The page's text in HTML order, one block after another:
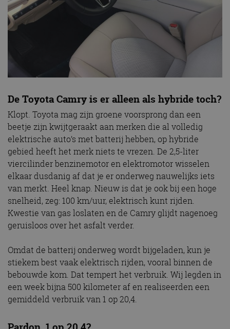
De Toyota Camry is er alleen als hybride toch?
Klopt. Toyota mag zijn groene voorsprong dan een
beetje zijn kwijtgeraakt aan merken die al volledig
elektrische auto’s met batterij hebben, op hybride
gebied heeft het merk niets te vrezen. De 2,5-liter
viercilinder benzinemotor en elektromotor wisselen
elkaar dusdanig af dat je er onderweg nauwelijks iets
van merkt. Heel knap. Nieuw is dat je ook bij een hoge
snelheid, zeg: 100 km/uur, elektrisch kunt rijden.
Kwestie van gas loslaten en de Camry glijdt nagenoeg
geruisloos over het asfalt verder.
Omdat de batterij onderweg wordt bijgeladen, kun je
stiekem best vaak elektrisch rijden, vooral binnen de
bebouwde kom. Dat tempert het verbruik. Wij legden in
een week bijna 500 kilometer af en realiseerden een
gemiddeld verbruik van 1 op 20,4.